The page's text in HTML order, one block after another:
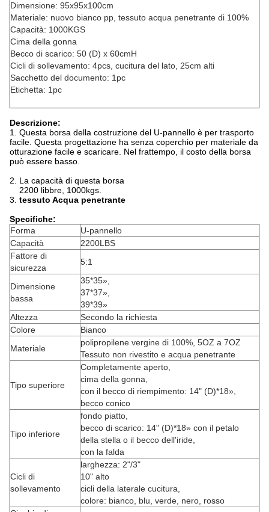
Dimensione: 95x95x100cm
Materiale: nuovo bianco pp, tessuto acqua penetrante di 100%
Capacità: 1000KGS
Cima della gonna
Becco di scarico: 50 (D) x 60cmH
Cicli di sollevamento: 4pcs, cucitura del lato, 25cm alti
Sacchetto del documento: 1pc
Etichetta: 1pc
Descrizione:
1. Questa borsa della costruzione del U-pannello è per trasporto
facile. Questa progettazione ha senza coperchio per materiale da
otturazione facile e scaricare. Nel frattempo, il costo della borsa
può essere basso.
2. La capacità di questa borsa
2200 libbre, 1000kgs.
3. tessuto Acqua penetrante
Specifiche:
Forma
U-pannello
Capacità
2200LBS
Fattore di
sicurezza
5:1
Dimensione
bassa
35*35»,
37*37»,
39*39»
Altezza
Secondo la richiesta
Colore
Bianco
Materiale
polipropilene vergine di 100%, 5OZ a 7OZ
Tessuto non rivestito e acqua penetrante
Tipo superiore
Completamente aperto,
cima della gonna,
con il becco di riempimento: 14" (D)*18»,
becco conico
Tipo inferiore
fondo piatto,
becco di scarico: 14" (D)*18» con il petalo
della stella o il becco dell'iride,
con la falda
Cicli di
sollevamento
larghezza: 2"/3"
10" alto
cicli della laterale cucitura,
colore: bianco, blu, verde, nero, rosso